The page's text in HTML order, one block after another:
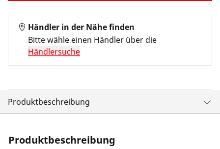
Händler in der Nähe finden
Bitte wähle einen Händler über die
Händlersuche
Produktbeschreibung
Produktbeschreibung